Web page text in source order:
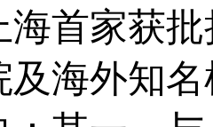
海首家获
及海外知